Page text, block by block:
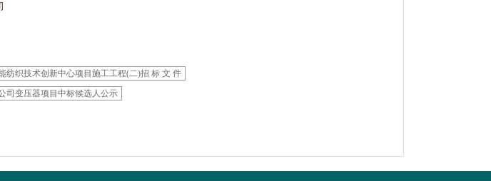
纺织技术创新中心项目施工工程(二)招 标 文 件
司变压器项目中标候选人公示